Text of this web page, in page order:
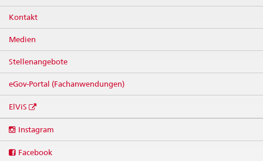
Kontakt
Medien
Stellenangebote
eGov-Portal (Fachanwendungen)
ElViS
media
Instagram
Facebook